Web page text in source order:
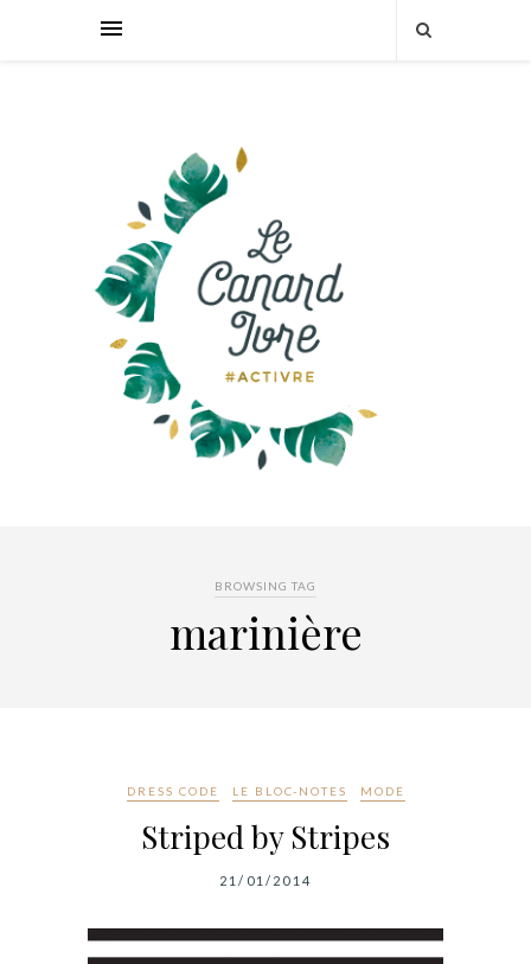
BROWSING TAG
marinière
DRESS CODE LE BLOC-NOTES MODE
Striped by Stripes
21/01/2014